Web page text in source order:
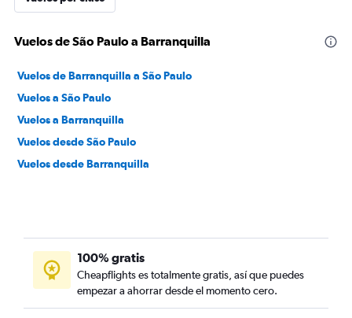
Vuelos de São Paulo a Barranquilla
Vuelos de Barranquilla a São Paulo
Vuelos a São Paulo
Vuelos a Barranquilla
Vuelos desde São Paulo
Vuelos desde Barranquilla
100% gratis
Cheapflights es totalmente gratis, así que puedes
empezar a ahorrar desde el momento cero.